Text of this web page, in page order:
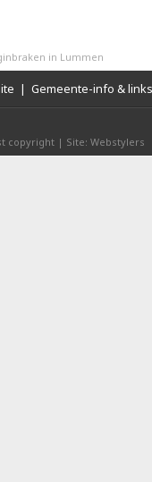
in Lummen
| Gemeente-info & links
copyright | Site: Webstylers